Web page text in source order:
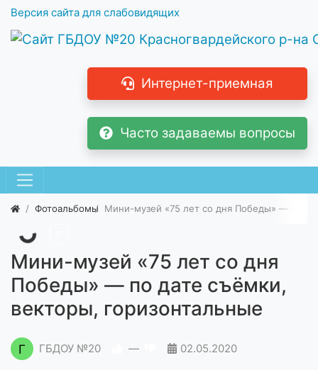
Версия сайта для слабовидящих
Интернет-приемная
Часто задаваемы вопросы
Фотоальбомы Мини-музей «75 лет со дня Победы» — по
Мини-музей «75 лет со дня
Победы» — по дате съёмки,
векторы, горизонтальные
Г ГБДОУ №20 — 02.05.2020